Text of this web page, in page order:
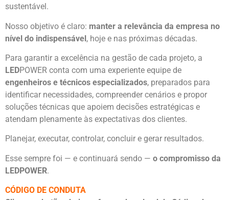
sustentável.
Nosso objetivo é claro: manter a relevância da empresa no
nível do indispensável, hoje e nas próximas décadas.
Para garantir a excelência na gestão de cada projeto, a
LEDPOWER conta com uma experiente equipe de
engenheiros e técnicos especializados, preparados para
identificar necessidades, compreender cenários e propor
soluções técnicas que apoiem decisões estratégicas e
atendam plenamente às expectativas dos clientes.
Planejar, executar, controlar, concluir e gerar resultados.
Esse sempre foi — e continuará sendo — o compromisso da
LEDPOWER.
CÓDIGO DE CONDUTA